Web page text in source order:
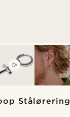
Stålørering